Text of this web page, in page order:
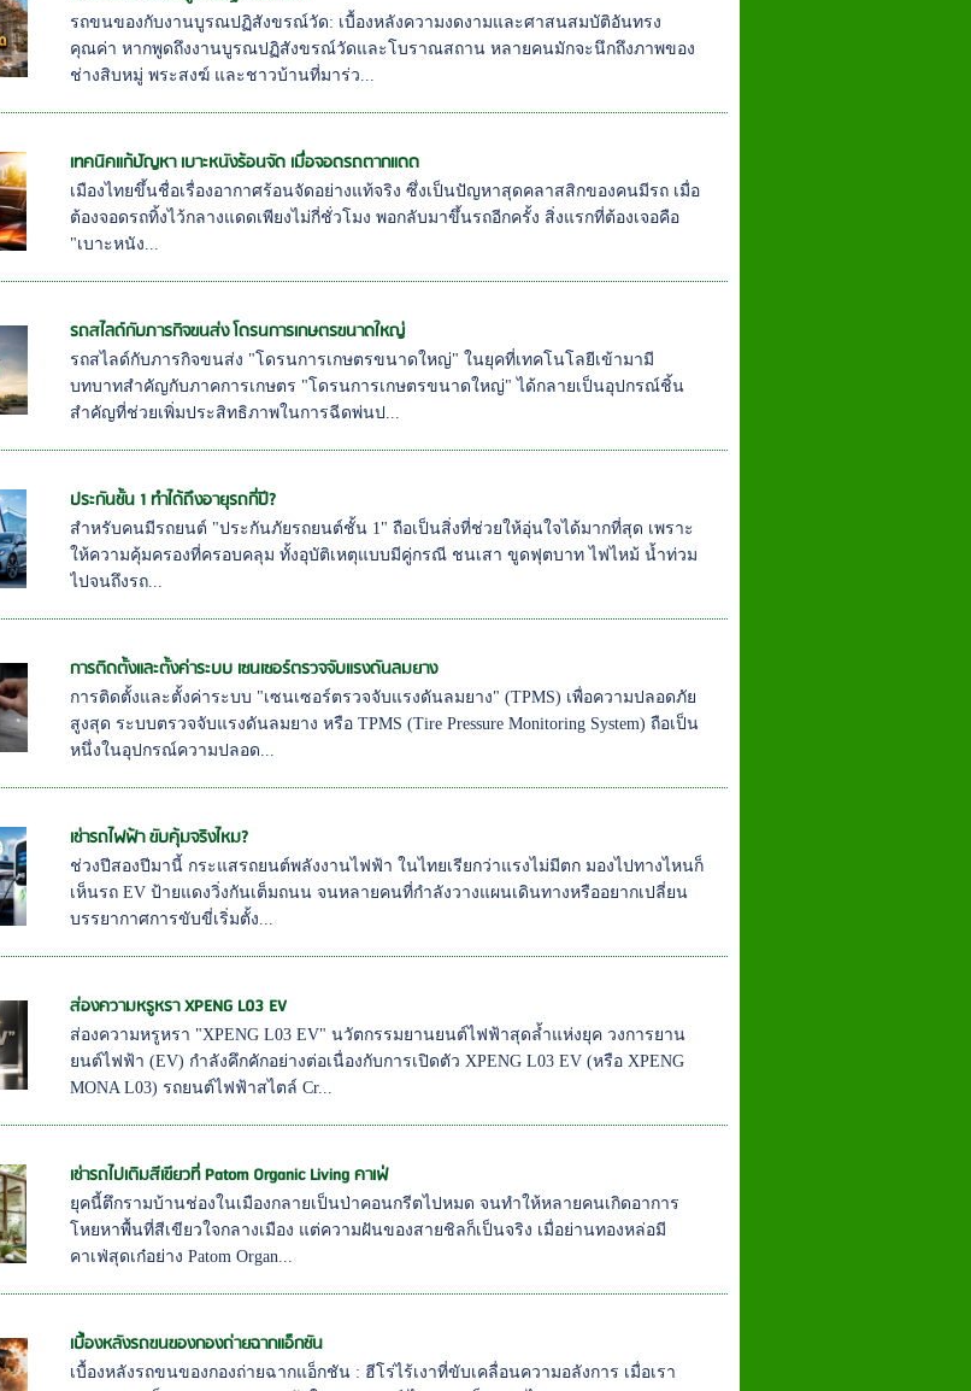
รถขนของกับงานบูรณปฏิสังขรณ์วัด: เบื้องหลังความงดงามและศาสนสมบัติอันทรง
คุณค่า หากพูดถึงงานบูรณปฏิสังขรณ์วัดและโบราณสถาน หลายคนมักจะนึกถึงภาพของ
ช่างสิบหมู่ พระสงฆ์ และชาวบ้านที่มาร่ว...
เทคนิคแก้ปัญหา เบาะหนังร้อนจัด เมื่อจอดรถตากแดด
เมืองไทยขึ้นชื่อเรื่องอากาศร้อนจัดอย่างแท้จริง ซึ่งเป็นปัญหาสุดคลาสสิกของคนมีรถ เมื่อ
ต้องจอดรถทิ้งไว้กลางแดดเพียงไม่กี่ชั่วโมง พอกลับมาขึ้นรถอีกครั้ง สิ่งแรกที่ต้องเจอคือ
"เบาะหนัง...
รถสไลด์กับภารกิจขนส่ง โดรนการเกษตรขนาดใหญ่
รถสไลด์กับภารกิจขนส่ง "โดรนการเกษตรขนาดใหญ่" ในยุคที่เทคโนโลยีเข้ามามี
บทบาทสำคัญกับภาคการเกษตร "โดรนการเกษตรขนาดใหญ่" ได้กลายเป็นอุปกรณ์ชิ้น
สำคัญที่ช่วยเพิ่มประสิทธิภาพในการฉีดพ่นป...
ประกันชั้น 1 ทำได้ถึงอายุรถกี่ปี?
สำหรับคนมีรถยนต์ "ประกันภัยรถยนต์ชั้น 1" ถือเป็นสิ่งที่ช่วยให้อุ่นใจได้มากที่สุด เพราะ
ให้ความคุ้มครองที่ครอบคลุม ทั้งอุบัติเหตุแบบมีคู่กรณี ชนเสา ขูดฟุตบาท ไฟไหม้ น้ำท่วม
ไปจนถึงรถ...
การติดตั้งและตั้งค่าระบบ เซนเซอร์ตรวจจับแรงดันลมยาง
การติดตั้งและตั้งค่าระบบ "เซนเซอร์ตรวจจับแรงดันลมยาง" (TPMS) เพื่อความปลอดภัย
สูงสุด ระบบตรวจจับแรงดันลมยาง หรือ TPMS (Tire Pressure Monitoring System) ถือเป็น
หนึ่งในอุปกรณ์ความปลอด...
เช่ารถไฟฟ้า ขับคุ้มจริงไหม?
ช่วงปีสองปีมานี้ กระแสรถยนต์พลังงานไฟฟ้า ในไทยเรียกว่าแรงไม่มีตก มองไปทางไหนก็
เห็นรถ EV ป้ายแดงวิ่งกันเต็มถนน จนหลายคนที่กำลังวางแผนเดินทางหรืออยากเปลี่ยน
บรรยากาศการขับขี่เริ่มตั้ง...
ส่องความหรูหรา XPENG L03 EV
ส่องความหรูหรา "XPENG L03 EV" นวัตกรรมยานยนต์ไฟฟ้าสุดล้ำแห่งยุค วงการยาน
ยนต์ไฟฟ้า (EV) กำลังคึกคักอย่างต่อเนื่องกับการเปิดตัว XPENG L03 EV (หรือ XPENG
MONA L03) รถยนต์ไฟฟ้าสไตล์ Cr...
เช่ารถไปเติมสีเขียวที่ Patom Organic Living คาเฟ่
ยุคนี้ตึกรามบ้านช่องในเมืองกลายเป็นป่าคอนกรีตไปหมด จนทำให้หลายคนเกิดอาการ
โหยหาพื้นที่สีเขียวใจกลางเมือง แต่ความฝันของสายชิลก็เป็นจริง เมื่อย่านทองหล่อมี
คาเฟ่สุดเก๋อย่าง Patom Organ...
เบื้องหลังรถขนของกองถ่ายฉากแอ็กชัน
เบื้องหลังรถขนของกองถ่ายฉากแอ็กชัน : ฮีโร่ไร้เงาที่ขับเคลื่อนความอลังการ เมื่อเรา